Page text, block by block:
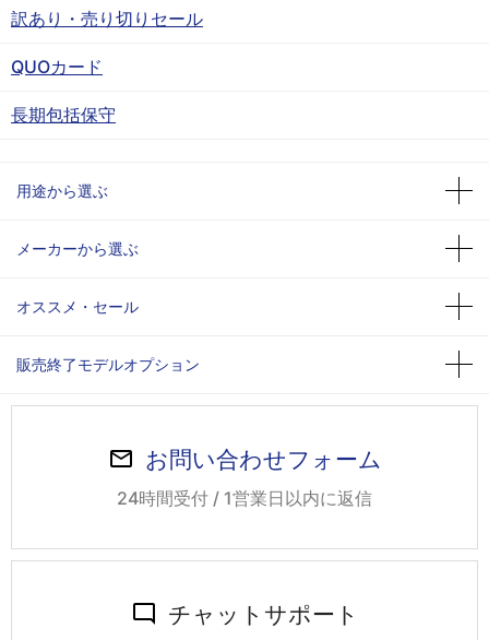
訳あり・売り切りセール
QUOカード
長期包括保守
用途から選ぶ
メーカーから選ぶ
オススメ・セール
販売終了モデルオプション
お問い合わせフォーム
24時間受付 / 1営業日以内に返信
チャットサポート